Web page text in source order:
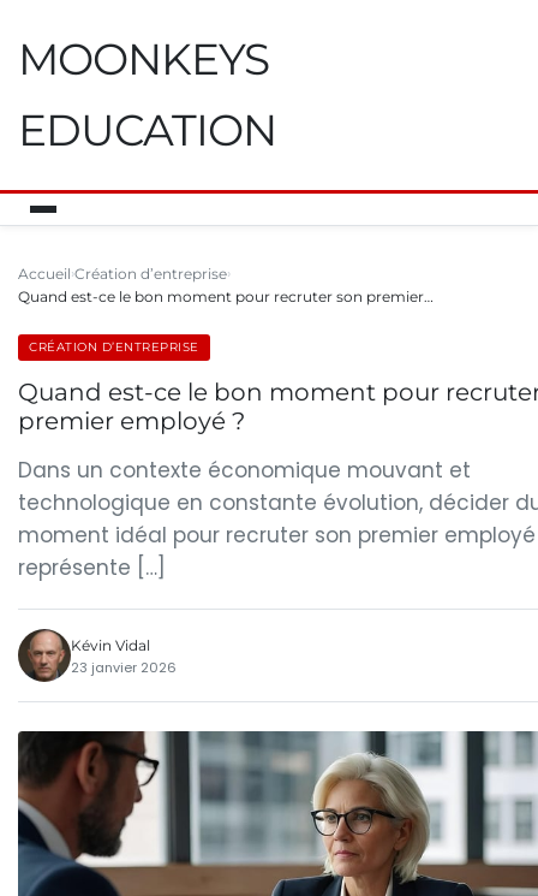
MOONKEYS
EDUCATION
Accueil Création d’entreprise
Quand est-ce le bon moment pour recruter son premier…
CRÉATION D’ENTREPRISE
Quand est-ce le bon moment pour
premier employé ?
Dans un contexte économique mouvant et
technologique en constante évolution, décider
moment idéal pour recruter son premier employé
représente […]
Kévin Vidal
23 janvier 2026